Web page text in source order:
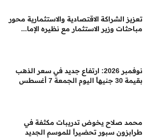
تعزيز الشراكة الاقتصادية والاستثمارية محور
مباحثات وزير الاستثمار مع نظيره الإما...
نوفمبر 2026: ارتفاع جديد في سعر الذهب
بقيمة 30 جنيهاً اليوم الجمعة 7 أغسطس
محمد صلاح يخوض تدريبات مكثفة في
طرابزون سبور تحضيراً للموسم الجديد